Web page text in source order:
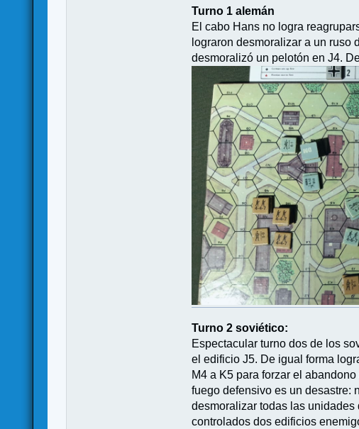
Turno 1 alemán
El cabo Hans no logra
lograron desmoralizar a un ruso
desmoralizó un pelotón en J4.
Turno 2 soviético:
Espectacular turno dos de los
el edificio J5. De igual forma
M4 a K5 para forzar el
fuego defensivo es un desastre:
desmoralizar todas las
controlados dos edificios